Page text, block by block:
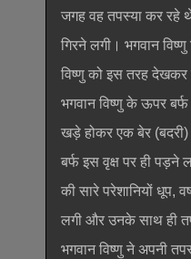
जगह वह तपस्या कर रहे
गिरने लगी। भगवान
विष्णु को इस तरह देखकर
भगवान विष्णु के ऊपर
खड़े होकर एक बेर (बदरी)
बर्फ इस वृक्ष पर ही पड़ने
की सारे परेशानियों धूप,
लगी और उनके साथ ही
भगवान विष्णु ने अपनी